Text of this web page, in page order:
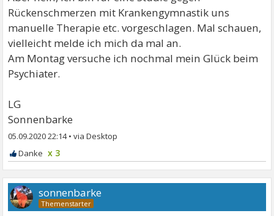
Rückenschmerzen mit Krankengymnastik uns
manuelle Therapie etc. vorgeschlagen. Mal schauen,
vielleicht melde ich mich da mal an.
Am Montag versuche ich nochmal mein Glück beim
Psychiater.
LG
Sonnenbarke
05.09.2020 22:14•
x 3
sonnenbarke